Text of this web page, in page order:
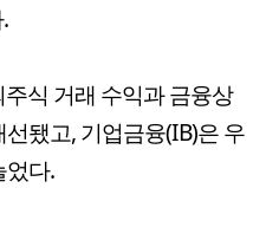
식 거래 수익과 금융상
됐고, 기업금융(IB)은 우
었다.